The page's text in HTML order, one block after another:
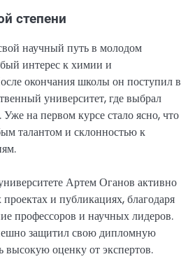
степени
научный путь в молодом
интерес к химии и
окончания школы он поступил в
университет, где выбрал
на первом курсе стало ясно, что
талантом и склонностью к
Артем Оганов активно
и публикациях, благодаря
профессоров и научных лидеров.
защитил свою дипломную
высокую оценку от экспертов.